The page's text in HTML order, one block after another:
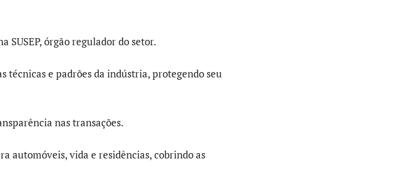
SUSEP, órgão regulador do setor.
técnicas e padrões da indústria, protegendo seu
nas transações.
automóveis, vida e residências, cobrindo as